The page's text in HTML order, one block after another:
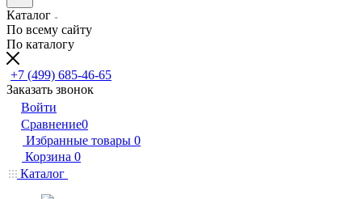
Каталог
По всему сайту
По каталогу
+7 (499) 685-46-65
Заказать звонок
Войти
Сравнение0
Избранные товары 0
Корзина 0
Каталог